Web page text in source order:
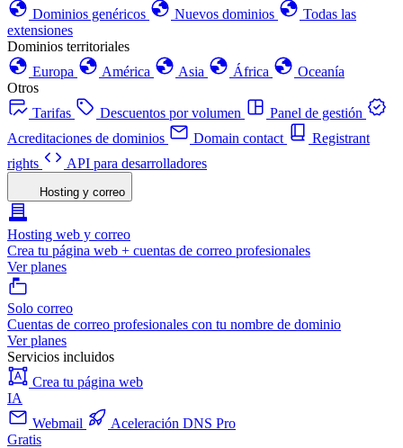
Dominios genéricos
Nuevos dominios
Todas las
extensiones
Dominios territoriales
Europa
América Asia África
Oceanía
Otros
Tarifas
Descuentos por volumen
Panel de gestión
Acreditaciones de dominios
Domain contact
Registrant
rights
API para desarrolladores
Hosting y correo
Hosting web y correo
Crea tu página web + cuentas de correo profesionales
Ver planes
Solo correo
Cuentas de correo profesionales con tu nombre de dominio
Ver planes
Servicios incluidos
Crea tu página web
IA
Webmail
Aceleración DNS Pro
Gratis